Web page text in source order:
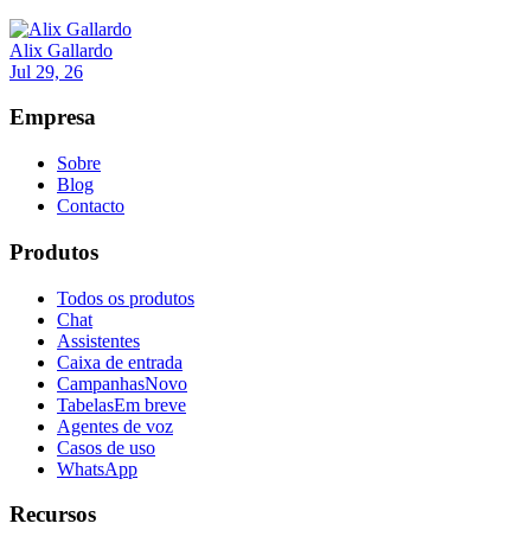
Alix Gallardo
Jul 29, 26
Empresa
Sobre
Blog
Contacto
Produtos
Todos os produtos
Chat
Assistentes
Caixa de entrada
CampanhasNovo
TabelasEm breve
Agentes de voz
Casos de uso
WhatsApp
Recursos